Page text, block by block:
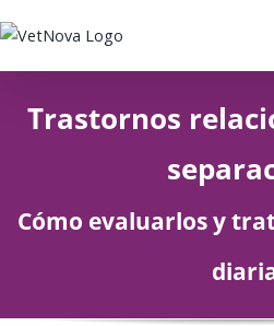
to
content
Trastornos
Cómo evaluarlos y